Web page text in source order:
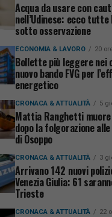
Acqua da usare con
nell’Udinese: ecco
sotto osservazione
ECONOMIA & LAVORO 20
Bollette più leggere nei
nuovo bando FVG per
energetico
CRONACA & ATTUALITÀ 5
Mattia Ranghetti
dopo la folgorazione
di Osoppo
CRONACA & ATTUALITÀ 3
Arrivano 142 nuovi
Venezia Giulia: 61
Trieste
CRONACA & ATTUALITÀ 22